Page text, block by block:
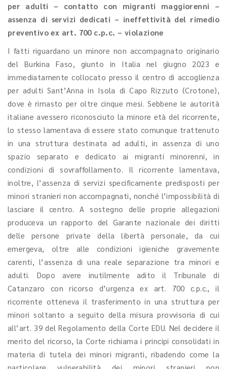
per adulti – contatto con migranti maggiorenni –
assenza di servizi dedicati – ineffettività del rimedio
preventivo ex art. 700 c.p.c. – violazione
I fatti riguardano un minore non accompagnato originario
del Burkina Faso, giunto in Italia nel giugno 2023 e
immediatamente collocato presso il centro di accoglienza
per adulti Sant’Anna in Isola di Capo Rizzuto (Crotone),
dove è rimasto per oltre cinque mesi. Sebbene le autorità
italiane avessero riconosciuto la minore età del ricorrente,
lo stesso lamentava di essere stato comunque trattenuto
in una struttura destinata ad adulti, in assenza di uno
spazio separato e dedicato ai migranti minorenni, in
condizioni di sovraffollamento. Il ricorrente lamentava,
inoltre, l’assenza di servizi specificamente predisposti per
minori stranieri non accompagnati, nonché l’impossibilità di
lasciare il centro. A sostegno delle proprie allegazioni
produceva un rapporto del Garante nazionale dei diritti
delle persone private della libertà personale, da cui
emergeva, oltre alle condizioni igieniche gravemente
carenti, l’assenza di una reale separazione tra minori e
adulti. Dopo avere inutilmente adito il Tribunale di
Catanzaro con ricorso d’urgenza ex art. 700 c.p.c., il
ricorrente otteneva il trasferimento in una struttura per
minori soltanto a seguito della misura provvisoria di cui
all’art. 39 del Regolamento della Corte EDU. Nel decidere il
merito del ricorso, la Corte richiama i principi consolidati in
materia di tutela dei minori migranti, ribadendo come la
particolare vulnerabilità dei minori stranieri non